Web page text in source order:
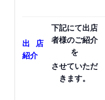
出店
紹介
下記にて出店
者様のご紹介
を
させていただ
きます。